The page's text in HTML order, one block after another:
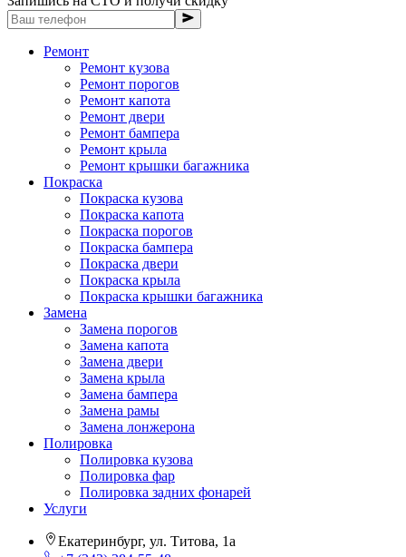
Ремонт
Ремонт кузова
Ремонт порогов
Ремонт капота
Ремонт двери
Ремонт бампера
Ремонт крыла
Ремонт крышки багажника
Покраска
Покраска кузова
Покраска капота
Покраска порогов
Покраска бампера
Покраска двери
Покраска крыла
Покраска крышки багажника
Замена
Замена порогов
Замена капота
Замена двери
Замена крыла
Замена бампера
Замена рамы
Замена лонжерона
Полировка
Полировка кузова
Полировка фар
Полировка задних фонарей
Услуги
Екатеринбург, ул. Титова, 1а